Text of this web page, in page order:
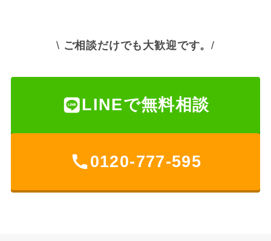
\ ご相談だけでも大歓迎です。/
LINEで無料相談
0120-777-595